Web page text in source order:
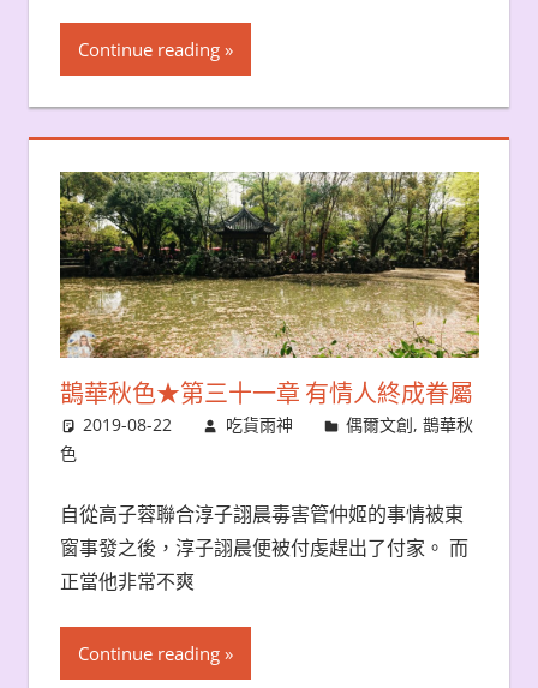
Continue reading
鵲華秋色★第三十一章 有情人終成眷屬
2019-08-22 吃貨雨神 偶爾文創,鵲華秋
色
自從高子蓉聯合淳子詡晨毒害管仲姬的事情被東
窗事發之後，淳子詡晨便被付虔趕出了付家。 而
正當他非常不爽
Continue reading